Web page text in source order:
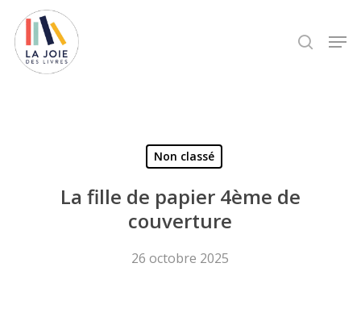
main
content
search
Non classé
La fille de papier 4ème de
couverture
26 octobre 2025